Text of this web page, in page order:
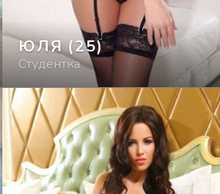
ЮЛЯ(25)
Студентка